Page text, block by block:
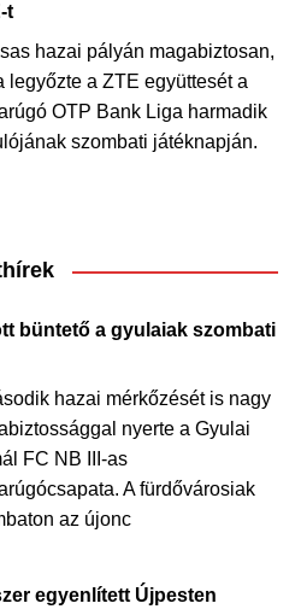
t
hazai pályán magabiztosan,
legyőzte a ZTE együttesét a
OTP Bank Liga harmadik
szombati játéknapján.
büntető a gyulaiak szombati
hazai mérkőzését is nagy
nyerte a Gyulai
FC NB III-as
A fürdővárosiak
az újonc
egyenlített Újpesten